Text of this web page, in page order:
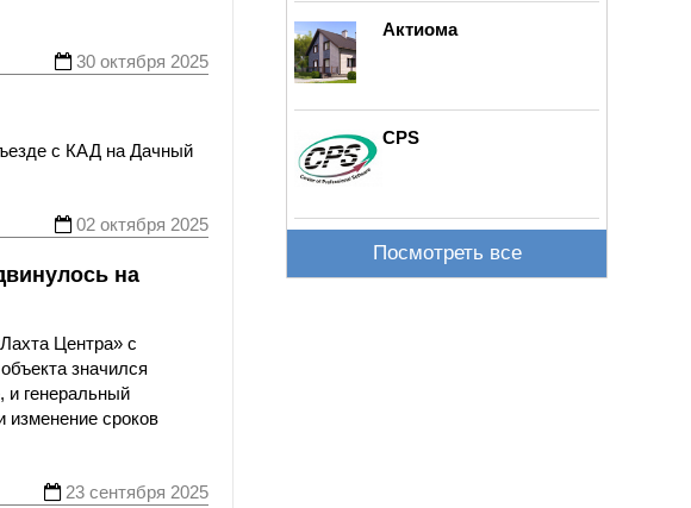
30 октября 2025
с КАД на Дачный
02 октября 2025
на
Центра» с
значился
и генеральный
изменение сроков
23 сентября 2025
Актиома
CPS
Посмотреть все